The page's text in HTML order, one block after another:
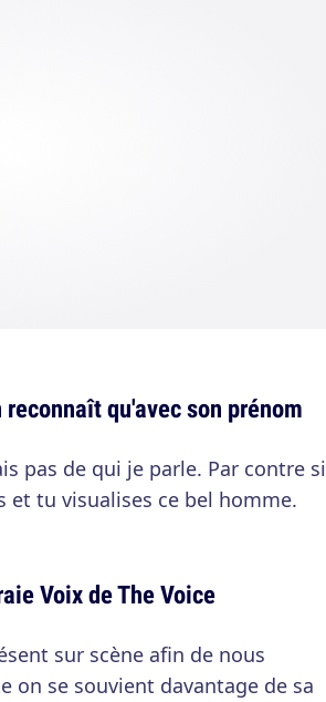
qu'avec son prénom
pas de qui je parle. Par contre si
tu visualises ce bel homme.
Voix de The Voice
sur scène afin de nous
on se souvient davantage de sa